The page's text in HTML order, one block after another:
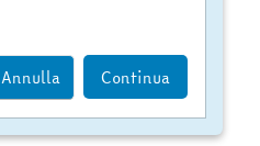
Annulla Continua